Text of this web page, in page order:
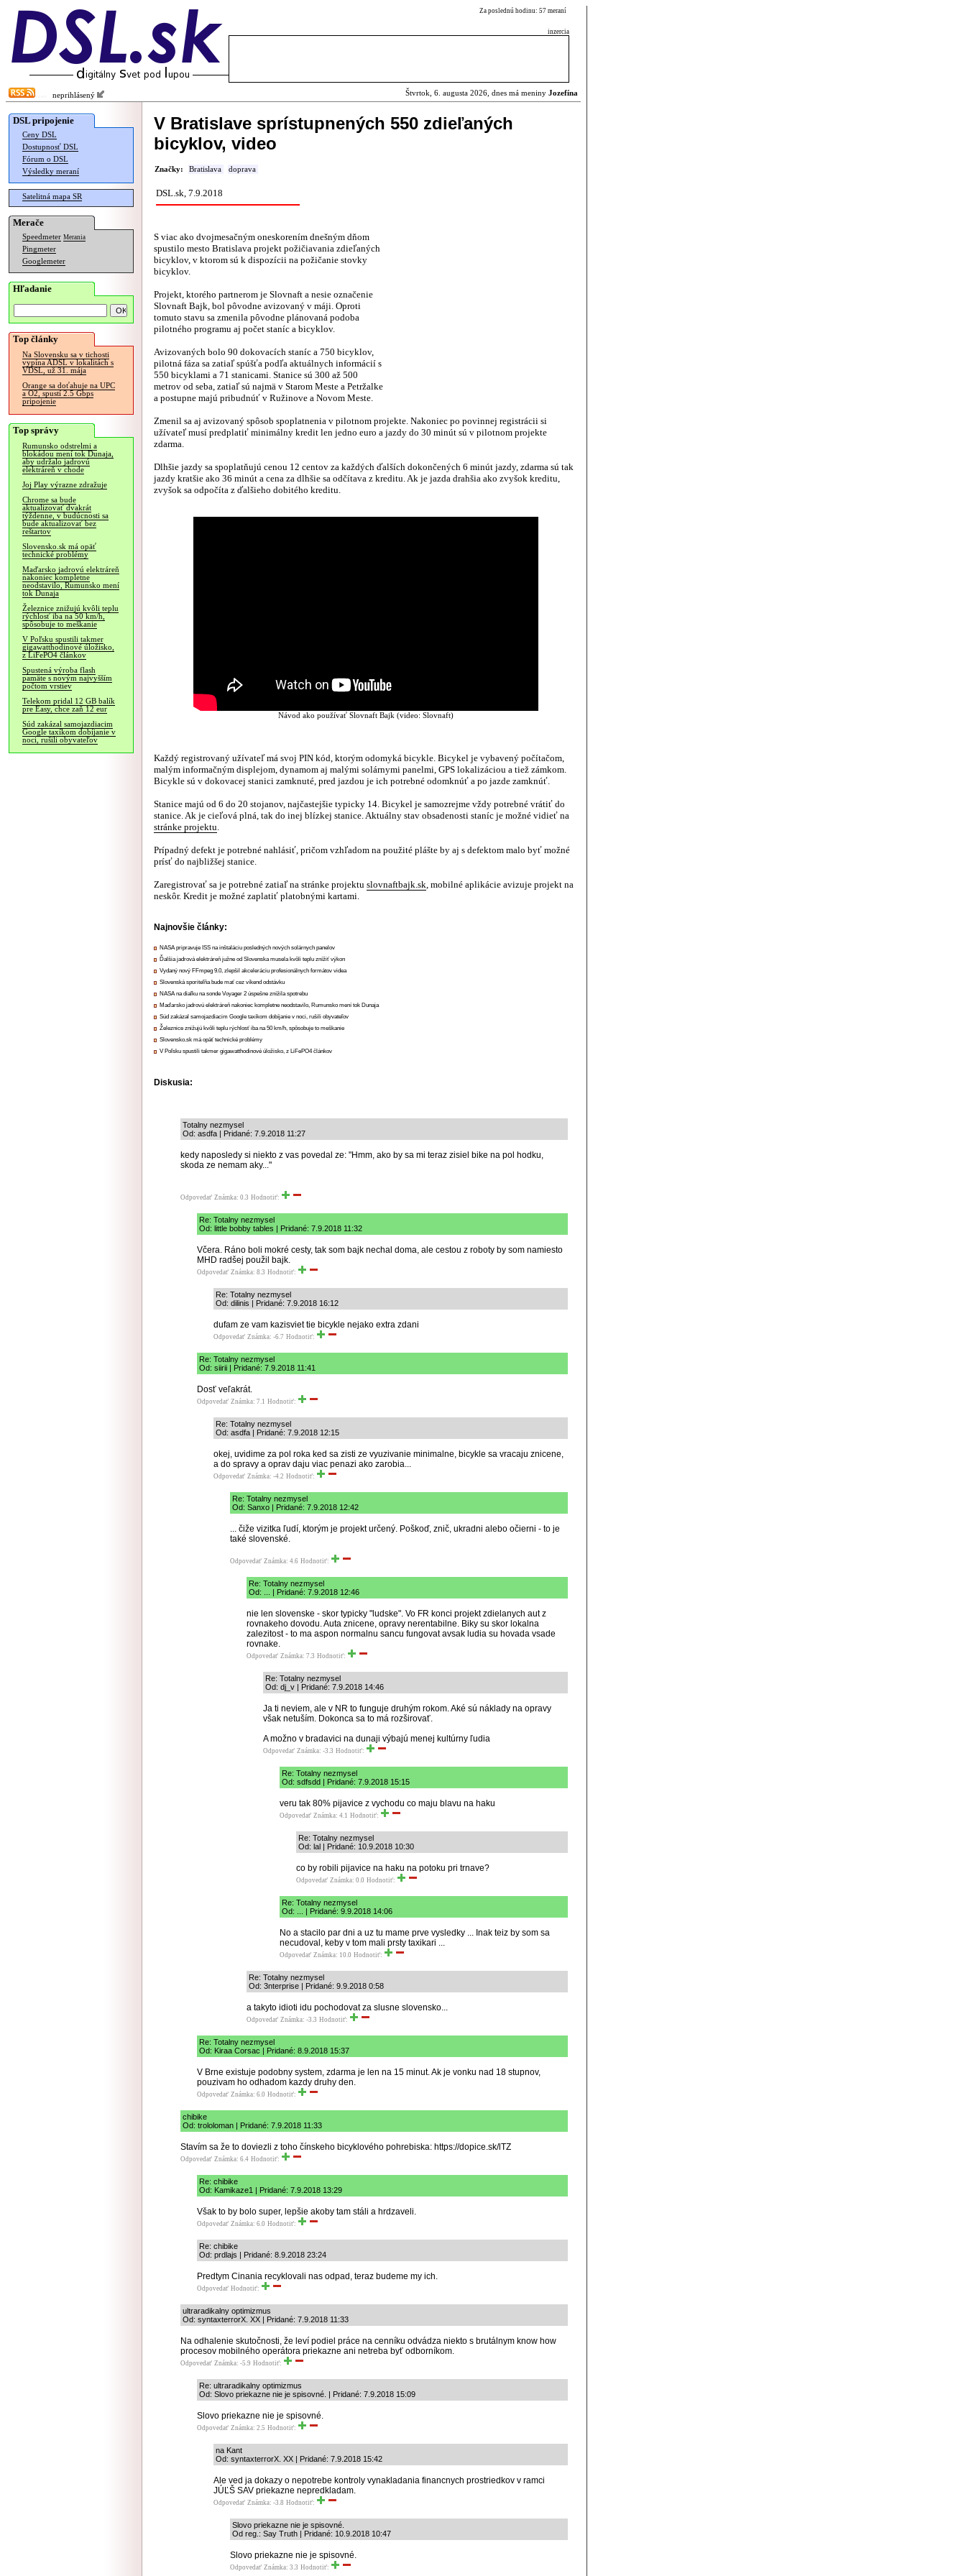
Za poslednú hodinu: 57 meraní
inzercia
neprihlásený Štvrtok, 6. augusta 2026, dnes má meniny Jozefína
DSL pripojenie
Ceny DSL
Dostupnosť DSL
Fórum o DSL
Výsledky meraní
Satelitná mapa SR
Merače
Speedmeter Merania
Pingmeter
Googlemeter
Hľadanie
Top články
Na Slovensku sa v tichosti
vypína ADSL v lokalitách s
VDSL, už 31. mája
Orange sa doťahuje na UPC
a O2, spustí 2.5 Gbps
pripojenie
Top správy
Rumunsko odstrelmi a
blokádou mení tok Dunaja,
aby udržalo jadrovú
elektráreň v chode
Joj Play výrazne zdražuje
Chrome sa bude
aktualizovať dvakrát
týždenne, v budúcnosti sa
bude aktualizovať bez
reštartov
Slovensko.sk má opäť
technické problémy
Maďarsko jadrovú elektráreň
nakoniec kompletne
neodstavilo, Rumunsko mení
tok Dunaja
Železnice znižujú kvôli teplu
rýchlosť iba na 50 km/h,
spôsobuje to meškanie
V Poľsku spustili takmer
gigawatthodinové úložisko,
z LiFePO4 článkov
Spustená výroba flash
pamäte s novým najvyšším
počtom vrstiev
Telekom pridal 12 GB balík
pre Easy, chce zaň 12 eur
Súd zakázal samojazdiacim
Google taxíkom dobíjanie v
noci, rušili obyvateľov
V Bratislave sprístupnených 550 zdieľaných
bicyklov, video
Značky: Bratislava doprava
DSL.sk, 7.9.2018
S viac ako dvojmesačným oneskorením dnešným dňom
spustilo mesto Bratislava projekt požičiavania zdieľaných
bicyklov, v ktorom sú k dispozícii na požičanie stovky
bicyklov.
Projekt, ktorého partnerom je Slovnaft a nesie označenie
Slovnaft Bajk, bol pôvodne avizovaný v máji. Oproti
tomuto stavu sa zmenila pôvodne plánovaná podoba
pilotného programu aj počet staníc a bicyklov.
Avizovaných bolo 90 dokovacích staníc a 750 bicyklov,
pilotná fáza sa zatiaľ spúšťa podľa aktuálnych informácií s
550 bicyklami a 71 stanicami. Stanice sú 300 až 500
metrov od seba, zatiaľ sú najmä v Starom Meste a Petržalke
a postupne majú pribudnúť v Ružinove a Novom Meste.
Zmenil sa aj avizovaný spôsob spoplatnenia v pilotnom projekte. Nakoniec po povinnej registrácii si
užívateľ musí predplatiť minimálny kredit len jedno euro a jazdy do 30 minút sú v pilotnom projekte
zdarma.
Dlhšie jazdy sa spoplatňujú cenou 12 centov za každých ďalších dokončených 6 minút jazdy, zdarma sú tak
jazdy kratšie ako 36 minút a cena za dlhšie sa odčítava z kreditu. Ak je jazda drahšia ako zvyšok kreditu,
zvyšok sa odpočíta z ďalšieho dobitého kreditu.
Návod ako používať Slovnaft Bajk (video: Slovnaft)
Každý registrovaný užívateľ má svoj PIN kód, ktorým odomyká bicykle. Bicykel je vybavený počítačom,
malým informačným displejom, dynamom aj malými solárnymi panelmi, GPS lokalizáciou a tiež zámkom.
Bicykle sú v dokovacej stanici zamknuté, pred jazdou je ich potrebné odomknúť a po jazde zamknúť.
Stanice majú od 6 do 20 stojanov, najčastejšie typicky 14. Bicykel je samozrejme vždy potrebné vrátiť do
stanice. Ak je cieľová plná, tak do inej blízkej stanice. Aktuálny stav obsadenosti staníc je možné vidieť na
stránke projektu
Prípadný defekt je potrebné nahlásiť, pričom vzhľadom na použité plášte by aj s defektom malo byť možné
prísť do najbližšej stanice.
Zaregistrovať sa je potrebné zatiaľ na stránke projektu slovnaftbajk.sk , mobilné aplikácie avizuje projekt na
neskôr. Kredit je možné zaplatiť platobnými kartami.
Najnovšie články:
NASA pripravuje ISS na inštaláciu posledných nových solárnych panelov
Ďalšia jadrová elektráreň južne od Slovenska musela kvôli teplu znížiť výkon
Vydaný nový FFmpeg 9.0, zlepšil akceleráciu profesionálnych formátov videa
Slovenská sporiteľňa bude mať cez víkend odstávku
NASA na diaľku na sonde Voyager 2 úspešne znížila spotrebu
Maďarsko jadrovú elektráreň nakoniec kompletne neodstavilo, Rumunsko mení tok Dunaja
Súd zakázal samojazdiacim Google taxíkom dobíjanie v noci, rušili obyvateľov
Železnice znižujú kvôli teplu rýchlosť iba na 50 km/h, spôsobuje to meškanie
Slovensko.sk má opäť technické problémy
V Poľsku spustili takmer gigawatthodinové úložisko, z LiFePO4 článkov
Diskusia:
Totalny nezmysel
Od: asdfa | Pridané: 7.9.2018 11:27
kedy naposledy si niekto z vas povedal ze: "Hmm, ako by sa mi teraz zisiel bike na pol hodku,
skoda ze nemam aky..."
Odpovedať Známka: 0.3 Hodnotiť:
Re: Totalny nezmysel
Od: little bobby tables | Pridané: 7.9.2018 11:32
Včera. Ráno boli mokré cesty, tak som bajk nechal doma, ale cestou z roboty by som namiesto
MHD radšej použil bajk.
Odpovedať Známka: 8.3 Hodnotiť:
Re: Totalny nezmysel
Od: dilinis | Pridané: 7.9.2018 16:12
dufam ze vam kazisviet tie bicykle nejako extra zdani
Odpovedať Známka: -6.7 Hodnotiť:
Re: Totalny nezmysel
Od: siirii | Pridané: 7.9.2018 11:41
Dosť veľakrát.
Odpovedať Známka: 7.1 Hodnotiť:
Re: Totalny nezmysel
Od: asdfa | Pridané: 7.9.2018 12:15
okej, uvidime za pol roka ked sa zisti ze vyuzivanie minimalne, bicykle sa vracaju znicene,
a do spravy a oprav daju viac penazi ako zarobia...
Odpovedať Známka: -4.2 Hodnotiť:
Re: Totalny nezmysel
Od: Sanxo | Pridané: 7.9.2018 12:42
... čiže vizitka ľudí, ktorým je projekt určený. Poškoď, znič, ukradni alebo očierni - to je
také slovenské.
Odpovedať Známka: 4.6 Hodnotiť:
Re: Totalny nezmysel
Od: ... | Pridané: 7.9.2018 12:46
nie len slovenske - skor typicky "ludske". Vo FR konci projekt zdielanych aut z
rovnakeho dovodu. Auta znicene, opravy nerentabilne. Biky su skor lokalna
zalezitost - to ma aspon normalnu sancu fungovat avsak ludia su hovada vsade
rovnake.
Odpovedať Známka: 7.3 Hodnotiť:
Re: Totalny nezmysel
Od: dj_v | Pridané: 7.9.2018 14:46
Ja ti neviem, ale v NR to funguje druhým rokom. Aké sú náklady na opravy
však netuším. Dokonca sa to má rozširovať.
A možno v bradavici na dunaji výbajú menej kultúrny ľudia
Odpovedať Známka: -3.3 Hodnotiť:
Re: Totalny nezmysel
Od: sdfsdd | Pridané: 7.9.2018 15:15
veru tak 80% pijavice z vychodu co maju blavu na haku
Odpovedať Známka: 4.1 Hodnotiť:
Re: Totalny nezmysel
Od: lal | Pridané: 10.9.2018 10:30
co by robili pijavice na haku na potoku pri trnave?
Odpovedať Známka: 0.0 Hodnotiť:
Re: Totalny nezmysel
Od: ... | Pridané: 9.9.2018 14:06
No a stacilo par dni a uz tu mame prve vysledky ... Inak teiz by som sa
necudoval, keby v tom mali prsty taxikari ...
Odpovedať Známka: 10.0 Hodnotiť:
Re: Totalny nezmysel
Od: 3nterprise | Pridané: 9.9.2018 0:58
a takyto idioti idu pochodovat za slusne slovensko...
Odpovedať Známka: -3.3 Hodnotiť:
Re: Totalny nezmysel
Od: Kiraa Corsac | Pridané: 8.9.2018 15:37
V Brne existuje podobny system, zdarma je len na 15 minut. Ak je vonku nad 18 stupnov,
pouzivam ho odhadom kazdy druhy den.
Odpovedať Známka: 6.0 Hodnotiť:
chibike
Od: trololoman | Pridané: 7.9.2018 11:33
Stavím sa že to doviezli z toho čínskeho bicyklového pohrebiska: https://dopice.sk/lTZ
Odpovedať Známka: 6.4 Hodnotiť:
Re: chibike
Od: Kamikaze1 | Pridané: 7.9.2018 13:29
Však to by bolo super, lepšie akoby tam stáli a hrdzaveli.
Odpovedať Známka: 6.0 Hodnotiť:
Re: chibike
Od: prdlajs | Pridané: 8.9.2018 23:24
Predtym Cinania recyklovali nas odpad, teraz budeme my ich.
Odpovedať Hodnotiť:
ultraradikalny optimizmus
Od: syntaxterrorX. XX | Pridané: 7.9.2018 11:33
Na odhalenie skutočnosti, že leví podiel práce na cenníku odvádza niekto s brutálnym know how
procesov mobilného operátora priekazne ani netreba byť odborníkom.
Odpovedať Známka: -5.9 Hodnotiť:
Re: ultraradikalny optimizmus
Od: Slovo priekazne nie je spisovné. | Pridané: 7.9.2018 15:09
Slovo priekazne nie je spisovné.
Odpovedať Známka: 2.5 Hodnotiť:
na Kant
Od: syntaxterrorX. XX | Pridané: 7.9.2018 15:42
Ale ved ja dokazy o nepotrebe kontroly vynakladania financnych prostriedkov v ramci
JÚĽŠ SAV priekazne nepredkladam.
Odpovedať Známka: -3.8 Hodnotiť:
Slovo priekazne nie je spisovné.
Od reg.: Say Truth | Pridané: 10.9.2018 10:47
Slovo priekazne nie je spisovné.
Odpovedať Známka: 3.3 Hodnotiť: